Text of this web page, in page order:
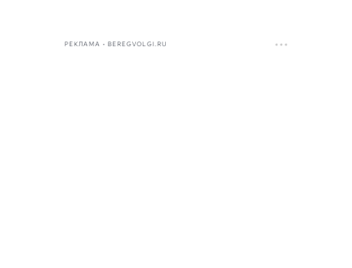
РЕКЛАМА • BEREGVOLGI.RU